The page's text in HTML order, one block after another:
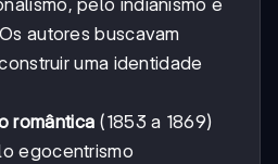
pelo indianismo e
autores buscavam
uma identidade
romântica (1853 a 1869)
egocentrismo